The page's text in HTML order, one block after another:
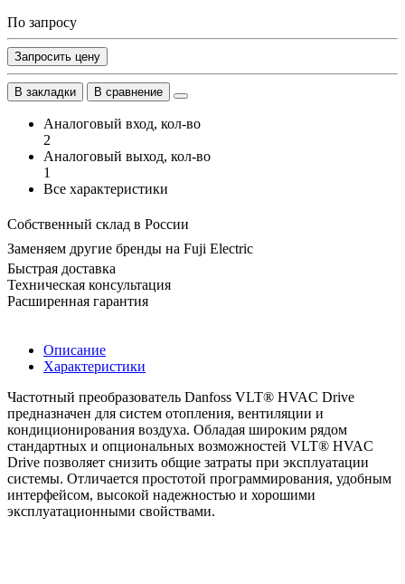
По запросу
Запросить цену
В закладки В сравнение
Аналоговый вход, кол-во
2
Аналоговый выход, кол-во
1
Все характеристики
Собственный склад в России
Заменяем другие бренды на Fuji Electric
Быстрая доставка
Техническая консультация
Расширенная гарантия
Описание
Характеристики
Частотный преобразователь Danfoss VLT® HVAC Drive
предназначен для систем отопления, вентиляции и
кондиционирования воздуха. Обладая широким рядом
стандартных и опциональных возможностей VLT® HVAC
Drive позволяет снизить общие затраты при эксплуатации
системы. Отличается простотой программирования, удобным
интерфейсом, высокой надежностью и хорошими
эксплуатационными свойствами.